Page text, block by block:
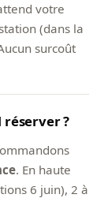
votre
(dans la
surcoût
réserver ?
. En haute
6 juin), 2 à